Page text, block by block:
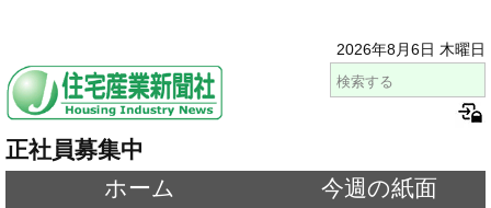
2026年8月6日 木曜日
正社員募集中
ホーム
今週の紙面